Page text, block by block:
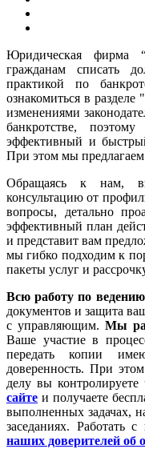
Юридическая фирма
гражданам списать
практикой по
ознакомиться в разделе "
изменениями
банкротстве,
эффективный и
При этом мы
Обращаясь к нам,
консультацию от
вопросы, детально
эффективный план
и представит вам
мы гибко подходим к
пакеты услуг и
Всю работу по
документов и защита
с управляющим. Мы
Ваше участие в
передать копии
доверенность. При
делу вы контролируете
сайте и получаете
выполненных задачах,
заседаниях. Работать
наших доверителей об